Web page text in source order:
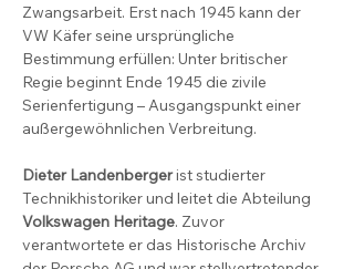
Zwangsarbeit. Erst nach 1945 kann der
VW Käfer seine ursprüngliche
Bestimmung erfüllen: Unter britischer
Regie beginnt Ende 1945 die zivile
Serienfertigung – Ausgangspunkt einer
außergewöhnlichen Verbreitung.
Dieter Landenberger ist studierter
Technikhistoriker und leitet die Abteilung
Volkswagen Heritage. Zuvor
verantwortete er das Historische Archiv